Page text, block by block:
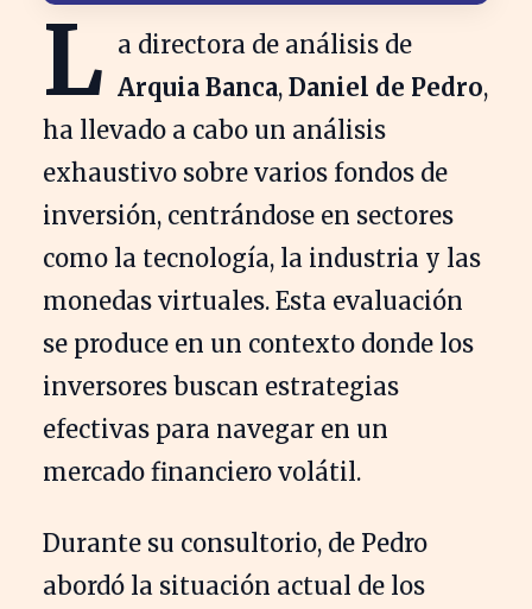
L a directora de análisis de
Arquia Banca, Daniel de Pedro,
ha llevado a cabo un análisis
exhaustivo sobre varios fondos de
inversión, centrándose en sectores
como la tecnología, la industria y las
monedas virtuales. Esta evaluación
se produce en un contexto donde los
inversores buscan estrategias
efectivas para navegar en un
mercado financiero volátil.
Durante su consultorio, de Pedro
abordó la situación actual de los